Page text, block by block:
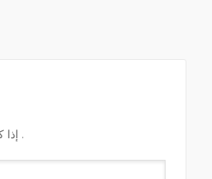
إذا كنت مهتمًا بمنتجاتنا وترغب في معرفة المزيد من التفاصيل , يرجى ترك رسالة هنا , وسنرد عليك في أقرب وقت ممكن .